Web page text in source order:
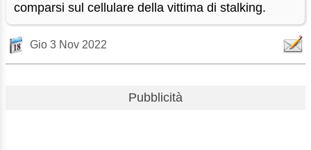
comparsi sul cellulare della vittima di stalking.
Gio 3 Nov 2022
Pubblicità